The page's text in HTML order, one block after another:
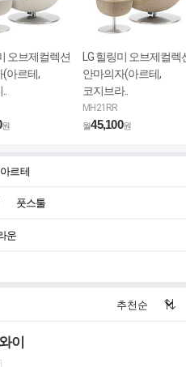
오브제컬렉션
(아르테,
원
LG 힐링미 오브제컬렉
안마의자(아르테,
코지브라..
MH21RR
월45,100원
아르테
풋스툴
운
이